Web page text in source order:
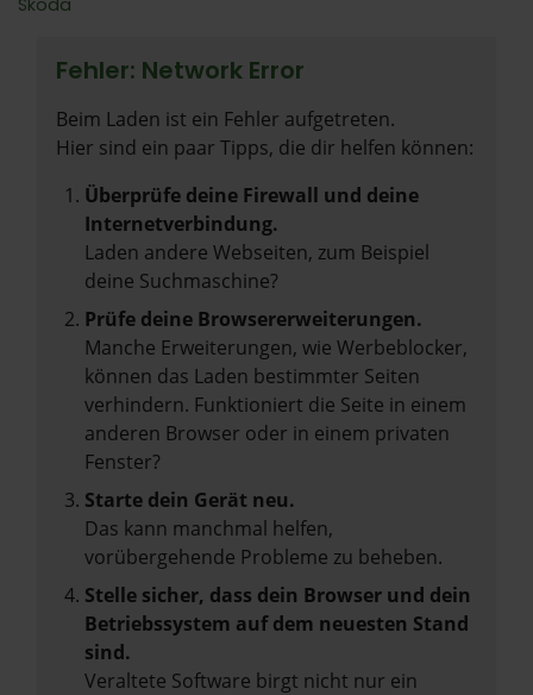
Škoda
Fehler: Network Error
Beim Laden ist ein Fehler aufgetreten.
Hier sind ein paar Tipps, die dir helfen können:
Überprüfe deine Firewall und deine
Internetverbindung.
Laden andere Webseiten, zum Beispiel
deine Suchmaschine?
Prüfe deine Browsererweiterungen.
Manche Erweiterungen, wie Werbeblocker,
können das Laden bestimmter Seiten
verhindern. Funktioniert die Seite in einem
anderen Browser oder in einem privaten
Fenster?
Starte dein Gerät neu.
Das kann manchmal helfen,
vorübergehende Probleme zu beheben.
Stelle sicher, dass dein Browser und dein
Betriebssystem auf dem neuesten Stand
sind.
Veraltete Software birgt nicht nur ein